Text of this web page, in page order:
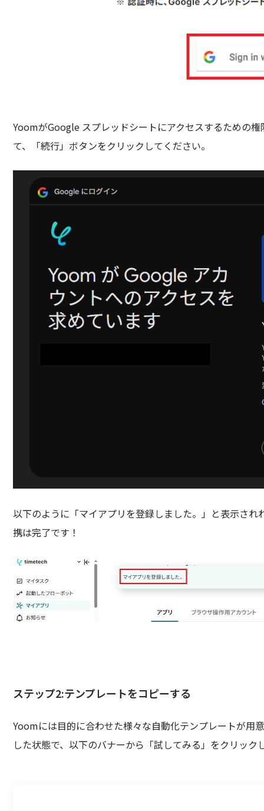
YoomがGoogle スプレッドシートにアクセスするための
て、「続行」ボタンをクリックしてください。
以下のように「マイアプリを登録しました。」と表示さ
携は完了です！
ステップ2:テンプレートをコピーする
Yoomには目的に合わせた様々な自動化テンプレートが用
した状態で、以下のバナーから「試してみる」をクリック